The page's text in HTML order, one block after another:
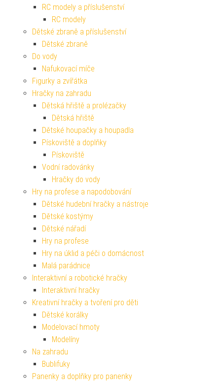
RC modely a příslušenství
RC modely
Dětské zbraně a příslušenství
Dětské zbraně
Do vody
Nafukovací míče
Figurky a zvířátka
Hračky na zahradu
Dětská hřiště a prolézačky
Dětská hřiště
Dětské houpačky a houpadla
Pískoviště a doplňky
Pískoviště
Vodní radovánky
Hračky do vody
Hry na profese a napodobování
Dětské hudební hračky a nástroje
Dětské kostýmy
Dětské nářadí
Hry na profese
Hry na úklid a péči o domácnost
Malá parádnice
Interaktivní a robotické hračky
Interaktivní hračky
Kreativní hračky a tvoření pro děti
Dětské korálky
Modelovací hmoty
Modelíny
Na zahradu
Bublifuky
Panenky a doplňky pro panenky